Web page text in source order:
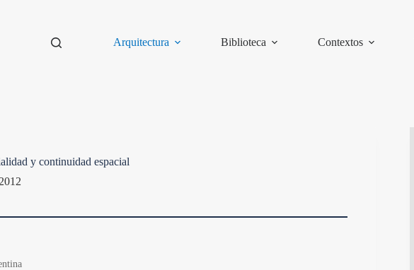
Arquitectura
Biblioteca Contextos
y continuidad espacial